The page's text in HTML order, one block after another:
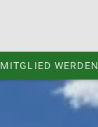
MITGLIED WERDEN